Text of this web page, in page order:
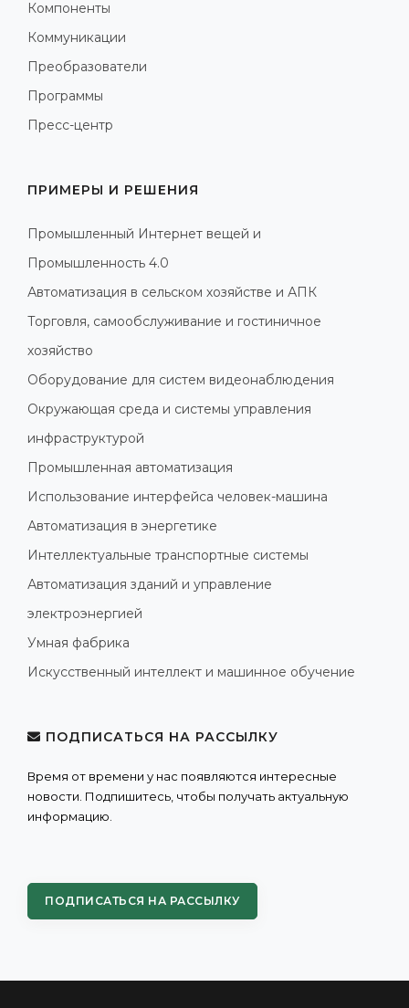
Компоненты
Коммуникации
Преобразователи
Программы
Пресс-центр
ПРИМЕРЫ И РЕШЕНИЯ
Промышленный Интернет вещей и
Промышленность 4.0
Автоматизация в сельском хозяйстве и АПК
Торговля, самообслуживание и гостиничное
хозяйство
Оборудование для систем видеонаблюдения
Окружающая среда и системы управления
инфраструктурой
Промышленная автоматизация
Использование интерфейса человек-машина
Автоматизация в энергетике
Интеллектуальные транспортные системы
Автоматизация зданий и управление
электроэнергией
Умная фабрика
Искусственный интеллект и машинное обучение
ПОДПИСАТЬСЯ НА РАССЫЛКУ
Время от времени у нас появляются интересные
новости. Подпишитесь, чтобы получать актуальную
информацию.
ПОДПИСАТЬСЯ НА РАССЫЛКУ